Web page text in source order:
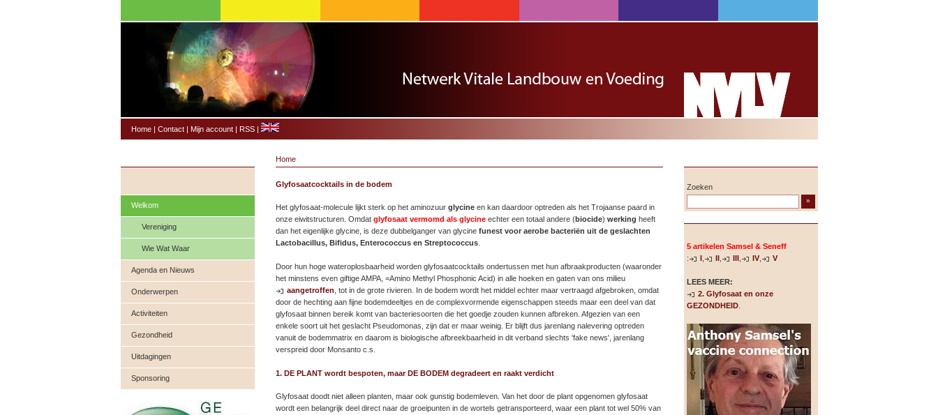
Home| Contact| Mijn account| RSS|
Welkom
Vereniging
Wie Wat Waar
Agenda en Nieuws
Onderwerpen
Activiteiten
Gezondheid
Uitdagingen
Sponsoring
Home
Glyfosaatcocktails in de bodem
Het glyfosaat-molecule lijkt sterk op het aminozuur glycineen kan daardoor optreden als het Trojaanse paard in
onze eiwitstructuren. Omdat glyfosaat vermomd als glycineechter een totaal andere (biocide) werking heeft
dan het eigenlijke glycine, is deze dubbelganger van glycine funest voor aerobe bacteriën uit de geslachten
Lactobacillus, Bifidus, Enterococcus en Streptococcus.
Door hun hoge wateroplosbaarheid worden glyfosaatcocktails ondertussen met hun afbraakproducten (waaronder
het minstens even giftige AMPA, =Amino Methyl Phosphonic Acid) in alle hoeken en gaten van ons milieu
aangetroffen , tot in de grote rivieren. In de bodem wordt het middel echter maar vertraagd afgebroken, omdat
door de hechting aan fijne bodemdeeltjes en de complexvormende eigenschappen steeds maar een deel van dat
glyfosaat binnen bereik komt van bacteriesoorten die het goedje zouden kunnen afbreken. Afgezien van een
enkele soort uit het geslacht Pseudomonas, zijn dat er maar weinig. Er blijft dus jarenlang nalevering optreden
vanuit de bodemmatrix en daarom is biologische afbreekbaarheid in dit verband slechts 'fake news', jarenlang
verspreid door Monsanto c.s.
1. DE PLANT wordt bespoten, maar DE BODEM degradeert en raakt verdicht
Glyfosaat doodt niet alleen planten, maar ook gunstig bodemleven. Van het door de plant opgenomen glyfosaat
wordt een belangrijk deel direct naar de groeipunten in de wortels getransporteerd, waar een plant tot wel 50% van
Zoeken
»
5 artikelen Samsel & Seneff
:
I, II, III, IV, V
LEES MEER:
2. Glyfosaat en onze
GEZONDHEID.